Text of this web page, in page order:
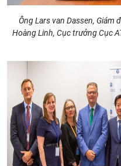
Ông Lars van Dassen, Giám
Hoàng Linh, Cục trưởng Cục